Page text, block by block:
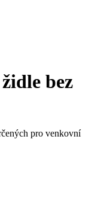
bez
pro venkovní